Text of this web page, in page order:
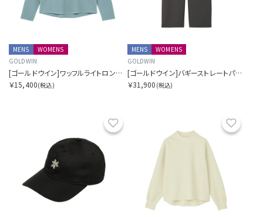
MENS
WOMENS
GOLDWIN
[ゴールドウイン]ワッフルライトロングスリーブティーシャツ
￥15,400(税込)
MENS
WOMENS
GOLDWIN
[ゴールドウイン]バギーストレートパンツ
￥31,900 (税込)
お気に入り